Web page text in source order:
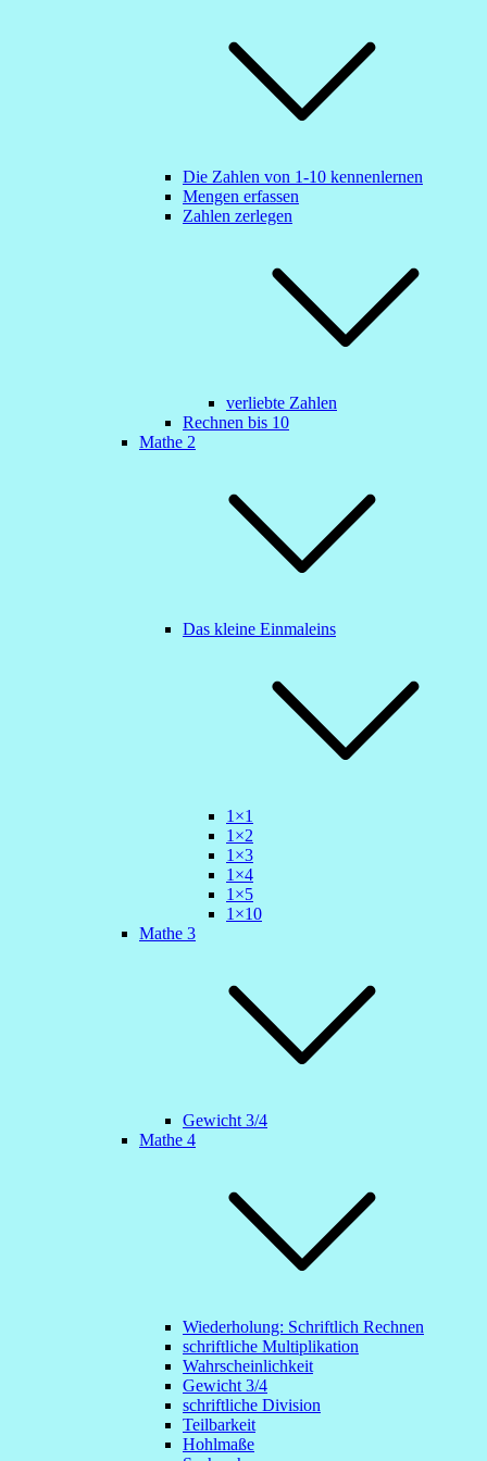
Die Zahlen von 1-10 kennenlernen
Mengen erfassen
Zahlen zerlegen
verliebte Zahlen
Rechnen bis 10
Mathe 2
Das kleine Einmaleins
1×1
1×2
1×3
1×4
1×5
1×10
Mathe 3
Gewicht 3/4
Mathe 4
Wiederholung: Schriftlich Rechnen
schriftliche Multiplikation
Wahrscheinlichkeit
Gewicht 3/4
schriftliche Division
Teilbarkeit
Hohlmaße